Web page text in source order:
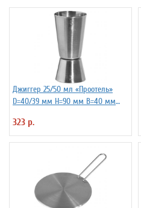
Джиггер 25/50 мл «Проотель»
D=40/39 мм H=90 мм B=40 мм
323 р.